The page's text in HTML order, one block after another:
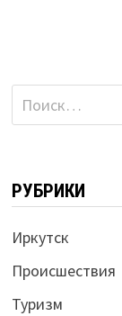
Найти:
РУБРИКИ
Иркутск
Происшествия
Туризм